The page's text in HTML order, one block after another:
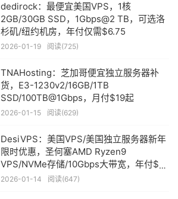
dedirock：最便宜美国VPS，1核
2GB/30GB SSD，1Gbps@2 TB，可选洛
杉矶/纽约机房，年付仅需$6.75
2026-01-19 阅读(725)
TNAHosting：芝加哥便宜独立服务器补
货，E3-1230v2/16GB/1TB
SSD/100TB@1Gbps，月付$19起
2026-01-15 阅读(629)
DesiVPS：美国VPS/美国独立服务器新年
限时优惠，圣何塞AMD Ryzen9
VPS/NVMe存储/10Gbps大带宽，年付$11
起
2026-01-14 阅读(647)